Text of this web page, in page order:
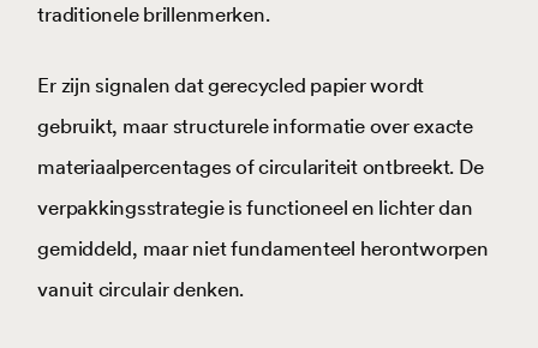
traditionele brillenmerken.
Er zijn signalen dat gerecycled papier wordt
gebruikt, maar structurele informatie over exacte
materiaalpercentages of circulariteit ontbreekt. De
verpakkingsstrategie is functioneel en lichter dan
gemiddeld, maar niet fundamenteel herontworpen
vanuit circulair denken.